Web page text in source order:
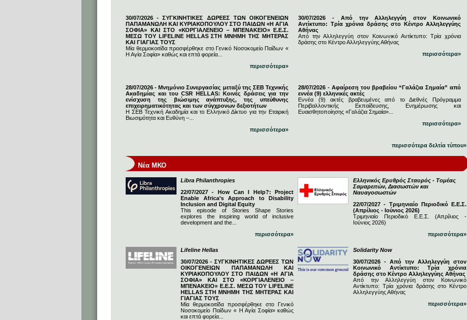
30/07/2026 - ΣΥΓΚΙΝΗΤΙΚΕΣ ΔΩΡΕΕΣ ΤΩΝ ΟΙΚΟΓΕΝΕΙΩΝ
ΠΑΠΑΜΑΝΩΛΗ ΚΑΙ ΚΥΡΙΑΚΟΠΟΥΛΟΥ ΣΤΟ ΠΑΙΔΩΝ «Η ΑΓΙΑ
ΣΟΦΙΑ» ΚΑΙ ΣΤΟ «ΚΟΡΓΙΑΛΕΝΕΙΟ – ΜΠΕΝΑΚΕΙΟ» Ε.Ε.Σ.
ΜΕΣΩ ΤΟΥ LIFELINE HELLAS ΣΤΗ ΜΝΗΜΗ ΤΗΣ ΜΗΤΕΡΑΣ
ΚΑΙ ΓΙΑΓΙΑΣ ΤΟΥΣ
Μία θερμοκοιτίδα προσφέρθηκε στο Γενικό Νοσοκομείο Παίδων «
Η Αγία Σοφία» καθώς και επτά φορεία...
περισσότερα»
30/07/2026 - Από την Αλληλεγγύη στον Κοινωνικό
Αντίκτυπο: Τρία χρόνια δράσης στο Κέντρο Αλληλεγγύης
Αθήνας
Από την Αλληλεγγύη στον Κοινωνικό Αντίκτυπο: Τρία χρόνια
δράσης στο Κέντρο Αλληλεγγύης Αθήνας
περισσότερα»
28/07/2026 - Μνημόνιο Συνεργασίας μεταξύ της ΣΕΒ Τεχνικής
Ακαδημίας και του CSR HELLAS: Κοινές δράσεις για την
ενίσχυση της βιώσιμης ανάπτυξης, της υπεύθυνης
επιχειρηματικότητας και των σύγχρονων δεξιοτήτων
Η ΣΕΒ Τεχνική Ακαδημία και το Ελληνικό Δίκτυο για την Εταιρική
Βιωσιμότητα και Ευθύνη –...
περισσότερα»
28/07/2026 - Αφαίρεση του βραβείου “Γαλάζια Σημαία” από
εννέα (9) ελληνικές ακτές
Εννέα (9) ακτές βραβευμένες από το Διεθνές Πρόγραμμα
Περιβαλλοντικής Εκπαίδευσης, Ενημέρωσης και
Ευαισθητοποίησης «Γαλάζια Σημαία»...
περισσότερα»
περισσότερα δελτία τύπου»
Νέα ΜΚΟ
Libra Philanthropies
22/07/2027 - How Can I Help?: Project
Enable Africa’s Approach to Disability
Inclusion and Digital Equity
This episode of Stories Shape Stories
explores the inspiring world of inclusive
development and the...
περισσότερα»
Ελληνικός Ερυθρός Σταυρός - Τομέας
Σαμαρειτών, Διασωστών και
Ναυαγοσωστών
22/07/2027 - Τριμηνιαίο Περιοδικό Ε.Ε.Σ.
(Απρίλιος - Ιούνιος 2026)
Τριμηνιαίο Περιοδικό Ε.Ε.Σ. (Απρίλιος -
Ιούνιος 2026)
περισσότερα»
Lifeline Hellas
30/07/2026 - ΣΥΓΚΙΝΗΤΙΚΕΣ ΔΩΡΕΕΣ ΤΩΝ
ΟΙΚΟΓΕΝΕΙΩΝ ΠΑΠΑΜΑΝΩΛΗ ΚΑΙ
ΚΥΡΙΑΚΟΠΟΥΛΟΥ ΣΤΟ ΠΑΙΔΩΝ «Η ΑΓΙΑ
ΣΟΦΙΑ» ΚΑΙ ΣΤΟ «ΚΟΡΓΙΑΛΕΝΕΙΟ –
ΜΠΕΝΑΚΕΙΟ» Ε.Ε.Σ. ΜΕΣΩ ΤΟΥ LIFELINE
HELLAS ΣΤΗ ΜΝΗΜΗ ΤΗΣ ΜΗΤΕΡΑΣ ΚΑΙ
ΓΙΑΓΙΑΣ ΤΟΥΣ
Μία θερμοκοιτίδα προσφέρθηκε στο Γενικό
Νοσοκομείο Παίδων « Η Αγία Σοφία» καθώς
και επτά φορεία...
Solidarity Now
30/07/2026 - Από την Αλληλεγγύη στον
Κοινωνικό Αντίκτυπο: Τρία χρόνια
δράσης στο Κέντρο Αλληλεγγύης Αθήνας
Από την Αλληλεγγύη στον Κοινωνικό
Αντίκτυπο: Τρία χρόνια δράσης στο Κέντρο
Αλληλεγγύης Αθήνας
περισσότερα»